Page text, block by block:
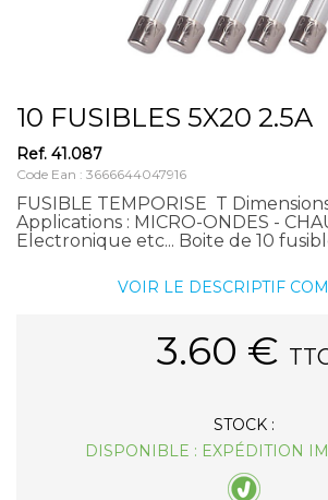
10 FUSIBLES 5X20 2.5A
Ref. 41.087
Code Ean : 3666644047916
FUSIBLE TEMPORISE T
Applications : MICRO-ONDES -
Electronique etc... Boite de 10
VOIR LE DESCRIPTIF
3.60 €
STOCK :
DISPONIBLE : EXPÉDITION